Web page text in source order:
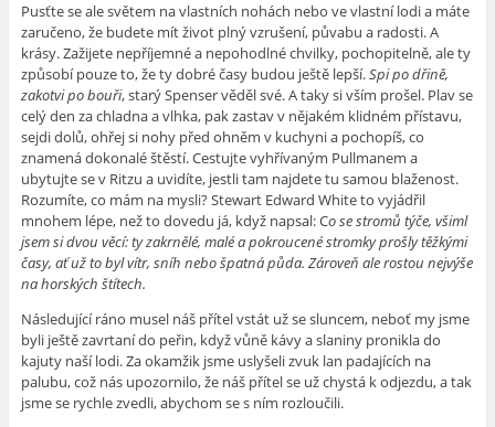
Pusťte se ale světem na vlastních nohách nebo ve vlastní lodi a máte
zaručeno, že budete mít život plný vzrušení, půvabu a radosti. A
krásy. Zažijete nepříjemné a nepohodlné chvilky, pochopitelně, ale ty
způsobí pouze to, že ty dobré časy budou ještě lepší.Spi po dřině,
zakotvi po bouři, starý Spenser věděl své. A taky si vším prošel. Plav se
celý den za chladna a vlhka, pak zastav v nějakém klidném přístavu,
sejdi dolů, ohřej si nohy před ohněm v kuchyni a pochopíš, co
znamená dokonalé štěstí. Cestujte vyhřívaným Pullmanem a
ubytujte se v Ritzu a uvidíte, jestli tam najdete tu samou blaženost.
Rozumíte, co mám na mysli? Stewart Edward White to vyjádřil
mnohem lépe, než to dovedu já, když napsal: Co se stromů týče, všiml
jsem si dvou věcí: ty zakrnělé, malé a pokroucené stromky prošly těžkými
časy, ať už to byl vítr, sníh nebo špatná půda. Zároveň ale rostou nejvýše
na horských štítech.
Následující ráno musel náš přítel vstát už se sluncem, neboť my jsme
byli ještě zavrtaní do peřin, když vůně kávy a slaniny pronikla do
kajuty naší lodi. Za okamžik jsme uslyšeli zvuk lan padajících na
palubu, což nás upozornilo, že náš přítel se už chystá k odjezdu, a tak
jsme se rychle zvedli, abychom se s ním rozloučili.